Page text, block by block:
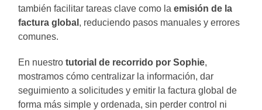
también facilitar tareas clave como laemisión de la
factura global , reduciendo pasos manuales y errores
comunes.
En nuestrotutorial de recorrido por Sophie,
mostramos cómo centralizar la información, dar
seguimiento a solicitudes y emitir la factura global de
forma más simple y ordenada, sin perder control ni